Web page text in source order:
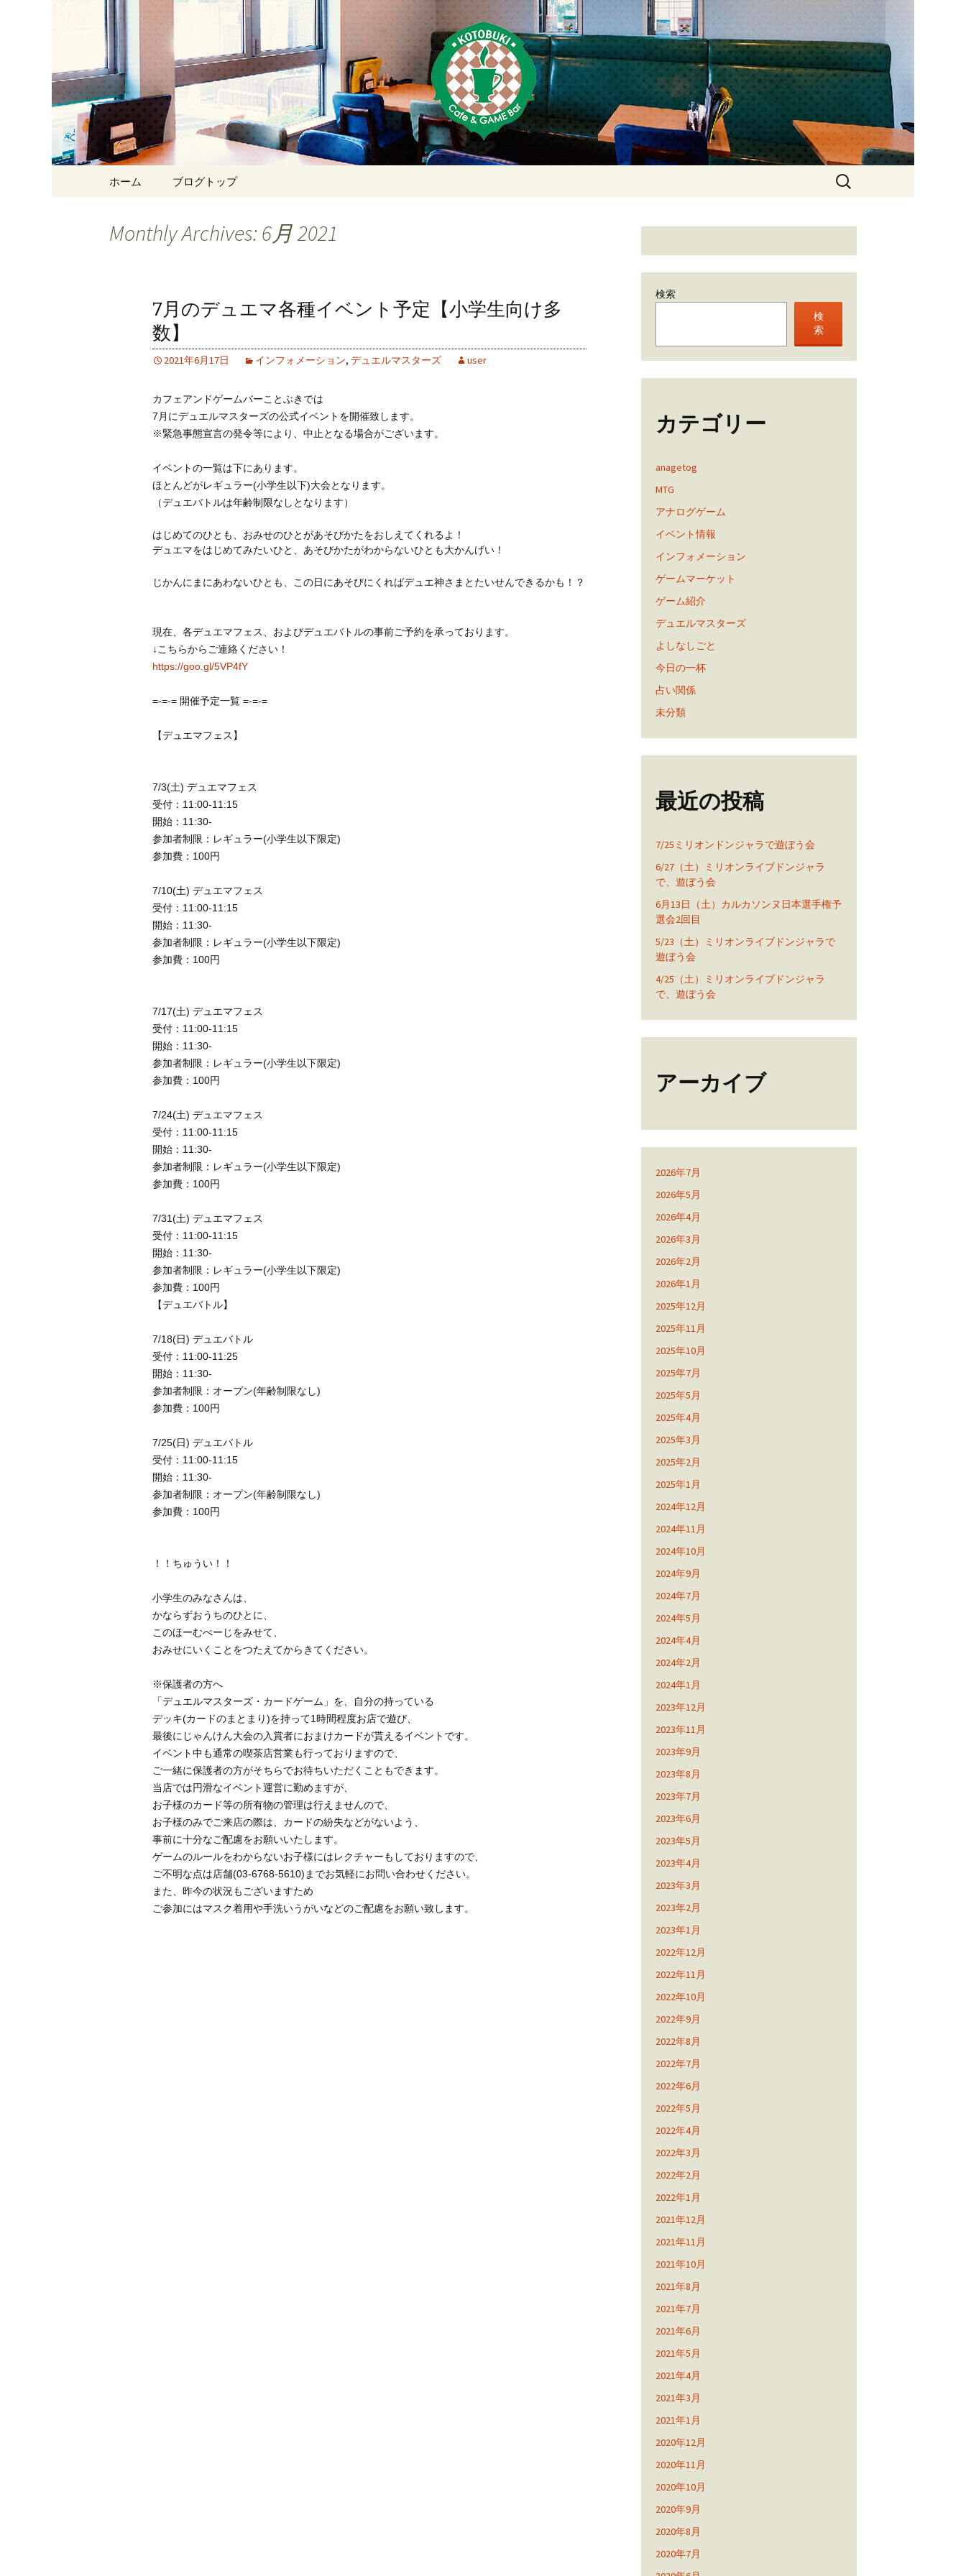
東京・西荻窪・上井草・上石神井のカフ
ェ＆ゲームバーことぶき
Just another WordPress site
ホーム ブログトップ
検
索:
Monthly Archives: 6月 2021
7月のデュエマ各種イベント予定【小学生向け多
数】
2021年6月17日 インフォメーション, デュエルマスターズ user
カフェアンドゲームバーことぶきでは
7月にデュエルマスターズの公式イベントを開催致します。
※緊急事態宣言の発令等により、中止となる場合がございます。
イベントの一覧は下にあります。
ほとんどがレギュラー(小学生以下)大会となります。
（デュエバトルは年齢制限なしとなります）
はじめてのひとも、おみせのひとがあそびかたをおしえてくれるよ！
デュエマをはじめてみたいひと、あそびかたがわからないひとも大かんげい！
じかんにまにあわないひとも、この日にあそびにくればデュエ神さまとたいせんできるかも！？
現在、各デュエマフェス、およびデュエバトルの事前ご予約を承っております。
↓こちらからご連絡ください！
https://goo.gl/5VP4fY
=-=-= 開催予定一覧 =-=-=
【デュエマフェス】
7/3(土) デュエマフェス
受付：11:00-11:15
開始：11:30-
参加者制限：レギュラー(小学生以下限定)
参加費：100円
7/10(土) デュエマフェス
受付：11:00-11:15
開始：11:30-
参加者制限：レギュラー(小学生以下限定)
参加費：100円
7/17(土) デュエマフェス
受付：11:00-11:15
開始：11:30-
参加者制限：レギュラー(小学生以下限定)
参加費：100円
7/24(土) デュエマフェス
受付：11:00-11:15
開始：11:30-
参加者制限：レギュラー(小学生以下限定)
参加費：100円
7/31(土) デュエマフェス
受付：11:00-11:15
開始：11:30-
参加者制限：レギュラー(小学生以下限定)
参加費：100円
【デュエバトル】
7/18(日) デュエバトル
受付：11:00-11:25
開始：11:30-
参加者制限：オープン(年齢制限なし)
参加費：100円
7/25(日) デュエバトル
受付：11:00-11:15
開始：11:30-
参加者制限：オープン(年齢制限なし)
参加費：100円
！！ちゅうい！！
小学生のみなさんは、
かならずおうちのひとに、
このほーむぺーじをみせて、
おみせにいくことをつたえてからきてください。
※保護者の方へ
「デュエルマスターズ・カードゲーム」を、自分の持っている
デッキ(カードのまとまり)を持って1時間程度お店で遊び、
最後にじゃんけん大会の入賞者におまけカードが貰えるイベントです。
イベント中も通常の喫茶店営業も行っておりますので、
ご一緒に保護者の方がそちらでお待ちいただくこともできます。
当店では円滑なイベント運営に勤めますが、
お子様のカード等の所有物の管理は行えませんので、
お子様のみでご来店の際は、カードの紛失などがないよう、
事前に十分なご配慮をお願いいたします。
ゲームのルールをわからないお子様にはレクチャーもしておりますので、
ご不明な点は店舗(03-6768-5610)までお気軽にお問い合わせください。
また、昨今の状況もございますため
ご参加にはマスク着用や手洗いうがいなどのご配慮をお願い致します。
検索
検
索
カテゴリー
anagetog
MTG
アナログゲーム
イベント情報
インフォメーション
ゲームマーケット
ゲーム紹介
デュエルマスターズ
よしなしごと
今日の一杯
占い関係
未分類
最近の投稿
7/25ミリオンドンジャラで遊ぼう会
6/27（土）ミリオンライブドンジャラ
で、遊ぼう会
6月13日（土）カルカソンヌ日本選手権予
選会2回目
5/23（土）ミリオンライブドンジャラで
遊ぼう会
4/25（土）ミリオンライブドンジャラ
で、遊ぼう会
アーカイブ
2026年7月
2026年5月
2026年4月
2026年3月
2026年2月
2026年1月
2025年12月
2025年11月
2025年10月
2025年7月
2025年5月
2025年4月
2025年3月
2025年2月
2025年1月
2024年12月
2024年11月
2024年10月
2024年9月
2024年7月
2024年5月
2024年4月
2024年2月
2024年1月
2023年12月
2023年11月
2023年9月
2023年8月
2023年7月
2023年6月
2023年5月
2023年4月
2023年3月
2023年2月
2023年1月
2022年12月
2022年11月
2022年10月
2022年9月
2022年8月
2022年7月
2022年6月
2022年5月
2022年4月
2022年3月
2022年2月
2022年1月
2021年12月
2021年11月
2021年10月
2021年8月
2021年7月
2021年6月
2021年5月
2021年4月
2021年3月
2021年1月
2020年12月
2020年11月
2020年10月
2020年9月
2020年8月
2020年7月